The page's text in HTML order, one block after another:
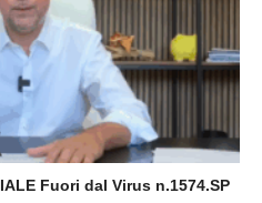
Fuori dal Virus n.1574.SP